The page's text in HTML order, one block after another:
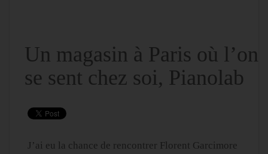
Un magasin à Paris où l’on
se sent chez soi, Pianolab
J’ai eu la chance de rencontrer Florent Garcimore